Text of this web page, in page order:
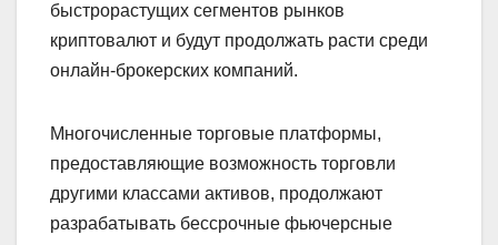
быстрорастущих сегментов рынков
криптовалют и будут продолжать расти среди
онлайн-брокерских компаний.
Многочисленные торговые платформы,
предоставляющие возможность торговли
другими классами активов, продолжают
разрабатывать бессрочные фьючерсные